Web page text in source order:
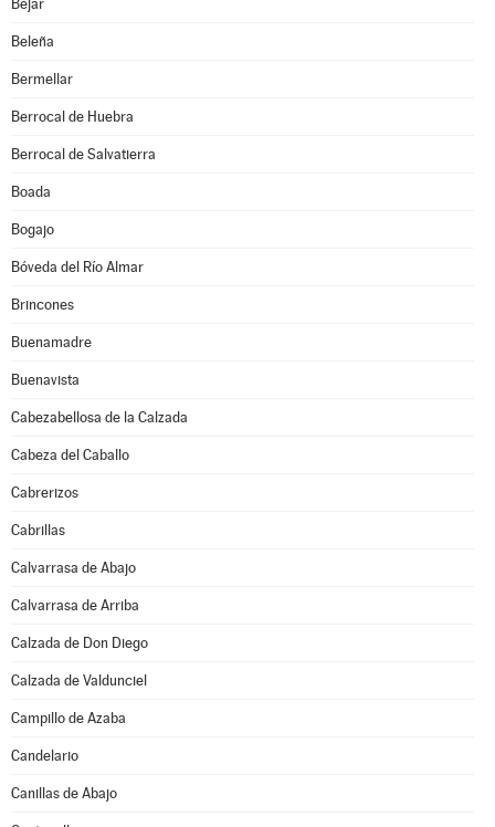
Béjar
Beleña
Bermellar
Berrocal de Huebra
Berrocal de Salvatierra
Boada
Bogajo
Bóveda del Río Almar
Brincones
Buenamadre
Buenavista
Cabezabellosa de la Calzada
Cabeza del Caballo
Cabrerizos
Cabrillas
Calvarrasa de Abajo
Calvarrasa de Arriba
Calzada de Don Diego
Calzada de Valdunciel
Campillo de Azaba
Candelario
Canillas de Abajo